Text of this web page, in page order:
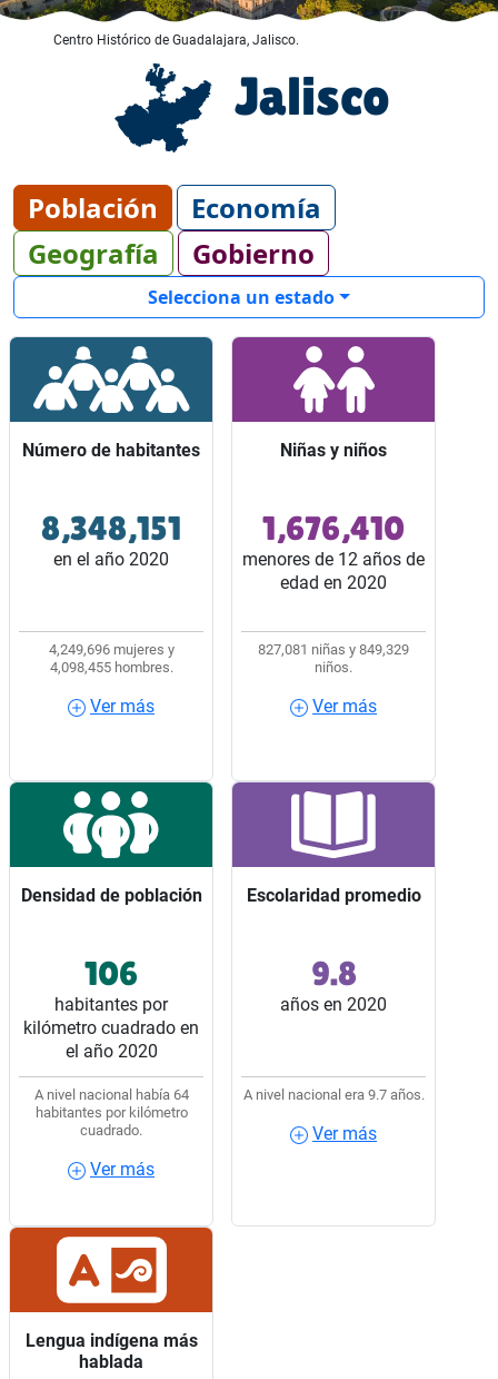
Centro Histórico de Guadalajara, Jalisco.
Jalisco
Población
Economía
Geografía
Gobierno
Selecciona un estado
Número de habitantes
8,348,151
en el año 2020
4,249,696 mujeres y
4,098,455 hombres.
Ver más
Número de habitantes
Ocupó el lugar 3 entre
los 32 estados del país.
Ver más
Niñas y niños
1,676,410
menores de 12 años de
edad en 2020
827,081 niñas y 849,329
niños.
Ver más
Niñas y niños
Representaron 2 de
cada 10 habitantes del
estado.
Ver más
Densidad de población
106
habitantes por
kilómetro cuadrado en
el año 2020
A nivel nacional había 64
habitantes por kilómetro
cuadrado.
Ver más
Densidad de población
Ocupó el lugar 12 entre
los 32 estados del país.
Escolaridad promedio
9.8
años en 2020
A nivel nacional era 9.7 años.
Ver más
Escolaridad promedio
Ocupó el lugar 15 entre
los 32 estados del país.
Lengua indígena más
hablada
Lengua indígena más
hablada